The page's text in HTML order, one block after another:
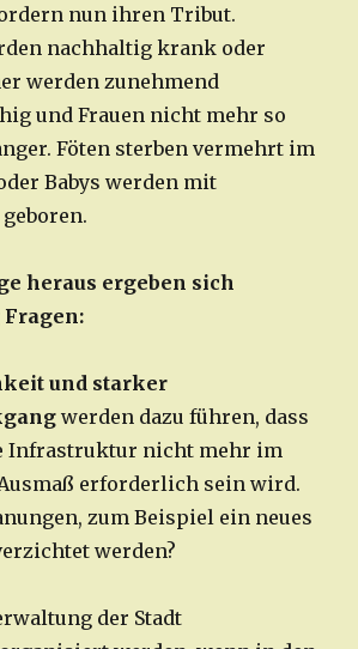
nun ihren Tribut.
nachhaltig krank oder
werden zunehmend
und Frauen nicht mehr so
Föten sterben vermehrt im
Babys werden mit
heraus ergeben sich
und starker
werden dazu führen, dass
Infrastruktur nicht mehr im
erforderlich sein wird.
zum Beispiel ein neues
werden?
der Stadt